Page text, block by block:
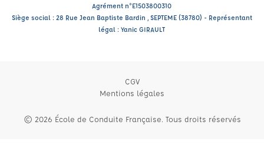
Agrément n°E1503800310
Siège social : 28 Rue Jean Baptiste Bardin , SEPTEME (38780) - Représentant
légal : Yanic GIRAULT
CGV
Mentions légales
© 2026 École de Conduite Française. Tous droits réservés